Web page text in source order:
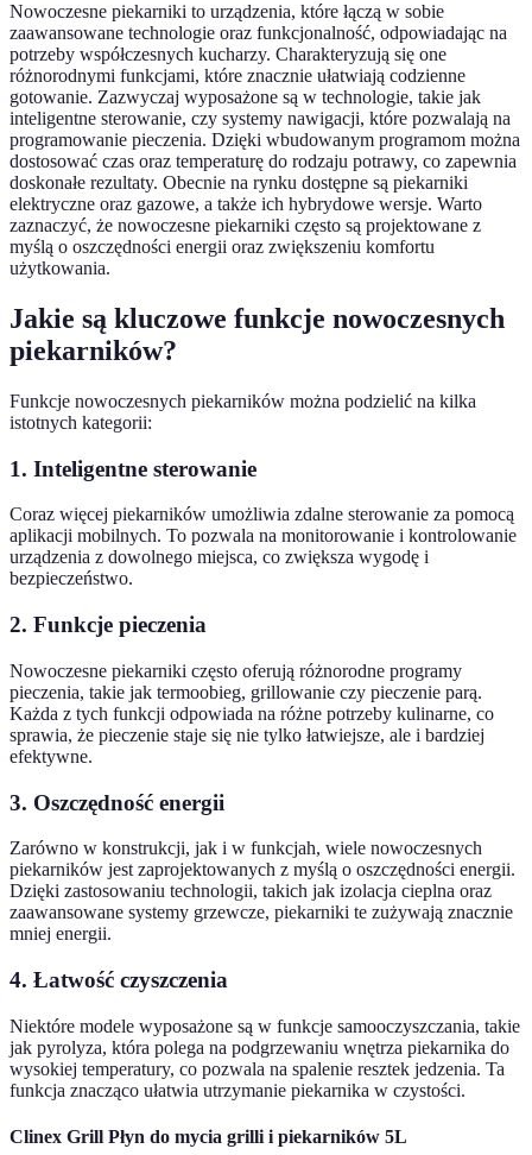
Nowoczesne piekarniki to urządzenia, które łączą w sobie
zaawansowane technologie oraz funkcjonalność, odpowiadając na
potrzeby współczesnych kucharzy. Charakteryzują się one
różnorodnymi funkcjami, które znacznie ułatwiają codzienne
gotowanie. Zazwyczaj wyposażone są w technologie, takie jak
inteligentne sterowanie, czy systemy nawigacji, które pozwalają na
programowanie pieczenia. Dzięki wbudowanym programom można
dostosować czas oraz temperaturę do rodzaju potrawy, co zapewnia
doskonałe rezultaty. Obecnie na rynku dostępne są piekarniki
elektryczne oraz gazowe, a także ich hybrydowe wersje. Warto
zaznaczyć, że nowoczesne piekarniki często są projektowane z
myślą o oszczędności energii oraz zwiększeniu komfortu
użytkowania.
Jakie są kluczowe funkcje nowoczesnych
piekarników?
Funkcje nowoczesnych piekarników można podzielić na kilka
istotnych kategorii:
1. Inteligentne sterowanie
Coraz więcej piekarników umożliwia zdalne sterowanie za pomocą
aplikacji mobilnych. To pozwala na monitorowanie i kontrolowanie
urządzenia z dowolnego miejsca, co zwiększa wygodę i
bezpieczeństwo.
2. Funkcje pieczenia
Nowoczesne piekarniki często oferują różnorodne programy
pieczenia, takie jak termoobieg, grillowanie czy pieczenie parą.
Każda z tych funkcji odpowiada na różne potrzeby kulinarne, co
sprawia, że pieczenie staje się nie tylko łatwiejsze, ale i bardziej
efektywne.
3. Oszczędność energii
Zarówno w konstrukcji, jak i w funkcjah, wiele nowoczesnych
piekarników jest zaprojektowanych z myślą o oszczędności energii.
Dzięki zastosowaniu technologii, takich jak izolacja cieplna oraz
zaawansowane systemy grzewcze, piekarniki te zużywają znacznie
mniej energii.
4. Łatwość czyszczenia
Niektóre modele wyposażone są w funkcje samooczyszczania, takie
jak pyrolyza, która polega na podgrzewaniu wnętrza piekarnika do
wysokiej temperatury, co pozwala na spalenie resztek jedzenia. Ta
funkcja znacząco ułatwia utrzymanie piekarnika w czystości.
Clinex Grill Płyn do mycia grilli i piekarników 5L